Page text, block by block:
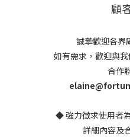
顧
誠摯歡迎各界
如有需求，歡迎與
合作
◆ 強力徵求使用者
詳細內容及